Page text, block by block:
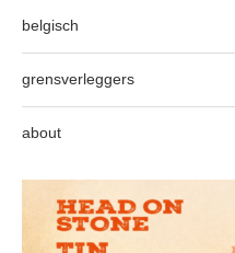
belgisch
grensverleggers
about